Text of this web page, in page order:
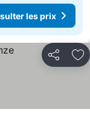
les prix
Partager